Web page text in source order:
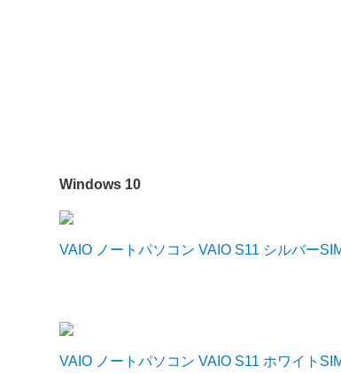
Windows 10
VAIO ノートパソコン VAIO S11 シルバー
VAIO ノートパソコン VAIO S11 ホワイト